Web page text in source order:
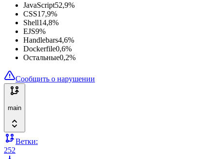
JavaScript52,9%
CSS17,9%
Shell14,8%
EJS9%
Handlebars4,6%
Dockerfile0,6%
Остальные0,2%
Сообщить о нарушении
main
Ветки:
252